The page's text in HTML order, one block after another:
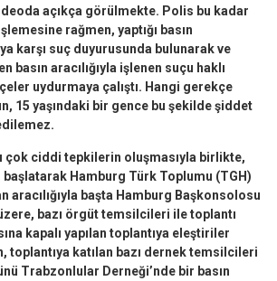
açıkça görülmekte. Polis bu kadar
rağmen, yaptığı basın
karşı suç duyurusunda bulunarak ve
basın aracılığıyla işlenen suçu haklı
uydurmaya çalıştı. Hangi gerekçe
15 yaşındaki bir gence bu şekilde şiddet
çok ciddi tepkilerin oluşmasıyla birlikte,
Hamburg Türk Toplumu (TGH)
aracılığıyla başta Hamburg Başkonsolosu
bazı örgüt temsilcileri ile toplantı
kapalı yapılan toplantıya eleştiriler
toplantıya katılan bazı dernek temsilcileri
Trabzonlular Derneği’nde bir basın